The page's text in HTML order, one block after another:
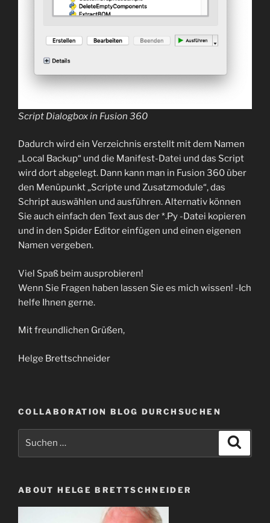
Script Dialogbox in Fusion 360
Dadurch wird ein Verzeichnis erstellt mit dem Namen
„Local Backup“ und die Manifest-Datei und das Script
wird dort abgelegt. Dann kann man in Fusion 360 über
den Menüpunkt „Scripte und Zusatzmodule“, das
Schript auswählen und ausführen. Alternativ können
Sie auch einfach den Text aus der *.Py -Datei kopieren
und in den Spider Editor einfügen und einen eigenen
Namen vergeben.
Viel Spaß beim ausprobieren!
Wenn Sie Fragen haben lassen Sie es mich wissen! -Ich
helfe Ihnen gerne.
Mit freundlichen Grüßen,
Helge Brettschneider
COLLABORATION BLOG DURCHSUCHEN
ABOUT HELGE BRETTSCHNEIDER